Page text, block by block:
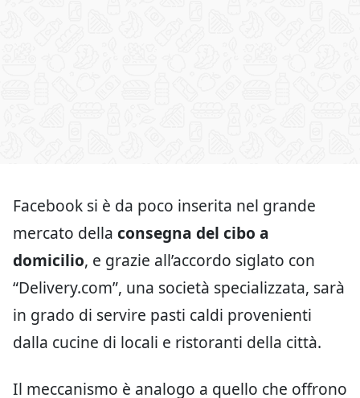
Facebook si è da poco inserita nel grande
mercato della consegna del cibo a
domicilio, e grazie all’accordo siglato con
“Delivery.com”, una società specializzata, sarà
in grado di servire pasti caldi provenienti
dalla cucine di locali e ristoranti della città.
Il meccanismo è analogo a quello che offrono